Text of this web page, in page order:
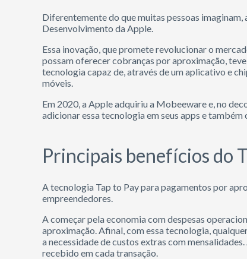
Diferentemente do que muitas pessoas
Desenvolvimento da Apple.
Essa inovação, que promete revolucionar o
possam oferecer cobranças por aproximação,
tecnologia capaz de, através de um aplicativo e
móveis.
Em 2020, a Apple adquiriu a Mobeeware e, no
adicionar essa tecnologia em seus apps e
Principais benefícios do
A tecnologia Tap to Pay para pagamentos por
empreendedores.
A começar pela economia com despesas
aproximação. Afinal, com essa tecnologia,
a necessidade de custos extras com
recebido em cada transação.